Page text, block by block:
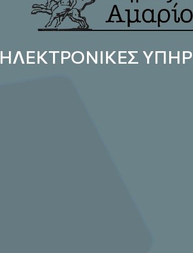
ΗΛΕΚΤΡΟΝΙΚΕΣ